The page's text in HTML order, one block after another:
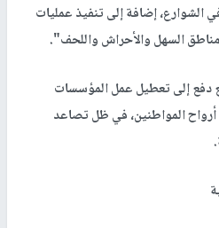
إضافة إلى تنفيذ عمليات
السهل والأحراش واللحف".
دفع إلى تعطيل عمل المؤسسات
المواطنين، في ظل تصاعد